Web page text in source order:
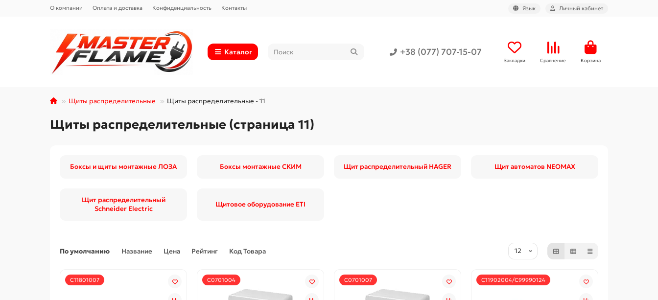
О компании Оплата и доставка Конфиденциальность Контакты Язык Личный кабинет
Каталог +38 (077) 707-15-07
Закладки Сравнение Корзина
Щиты распределительные Щиты распределительные - 11
Щиты распределительные (страница 11)
Боксы и щиты монтажные ЛОЗА Боксы монтажные СКИМ Щит распределительный HAGER Щит автоматов NEOMAX
Щит распределительный
Schneider Electric
Щитовое оборудование ETI
По умолчанию Название Цена Рейтинг Код Товара
С11801007 С0701004 С0701007 С11902004/С99990124